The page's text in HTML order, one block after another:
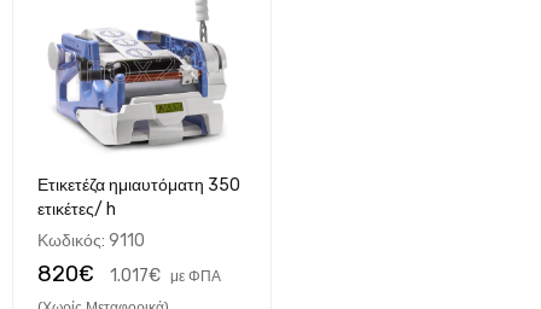
Ετικετέζα ημιαυτόματη 350
ετικέτες/ h
Κωδικός: 9110
820€ 1.017€ με ΦΠΑ